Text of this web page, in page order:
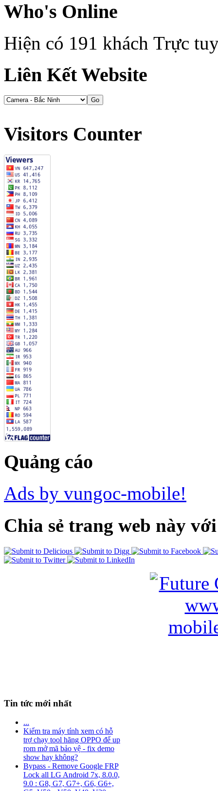
Who's Online
Hiện có 191 khách Trực
Liên Kết Website
Visitors Counter
Quảng cáo
Ads by vungoc-mobile!
Chia sẻ trang web này
Tin tức mới nhất
...
Kiểm tra máy tính xem có hỗ
trợ chạy tool hãng OPPO để up
rom mở mã bảo vệ - fix demo
show hay không?
Bypass - Remove Google FRP
Lock all LG Android 7x, 8.0.0,
9.0 : G8, G7, G7+, G6, G6+,